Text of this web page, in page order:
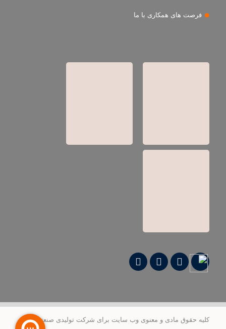
فرصت های همکاری با ما
کلیه حقوق مادی و معنوی وب‌ سایت برای شرکت تولیدی صنعتی علمی